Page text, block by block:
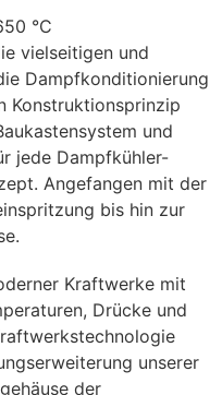
°C
vielseitigen und
Dampfkonditionierung
Konstruktionsprinzip
und
jede Dampfkühler-
Angefangen mit der
bis hin zur
Kraftwerke mit
Drücke und
unserer
der